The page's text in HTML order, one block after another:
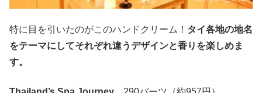
特に目を引いたのがこのハンドクリーム！ タイ各地の地名
をテーマにしてそれぞれ違うデザインと香りを楽しめま
す。